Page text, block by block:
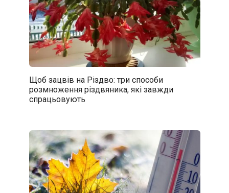
Щоб зацвів на Різдво: три способи
розмноження різдвяника, які завжди
спрацьовують